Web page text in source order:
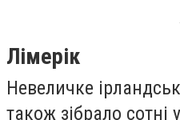
Лімерік
Невеличке
також зібрало сотні